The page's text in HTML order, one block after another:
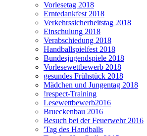
Vorlesetag 2018
Erntedankfest 2018
Verkehrssicherheitstag 2018
Einschulung 2018
Verabschiedung 2018
Handballspielfest 2018
Bundesjugendspiele 2018
Vorlesewettbewerb 2018
gesundes Frühstück 2018
Mädchen und Jungentag 2018
!respect-Training
Lesewettbewerb2016
Brueckenbau 2016
Besuch bei der Feuerwehr 2016
'Tag des Handballs